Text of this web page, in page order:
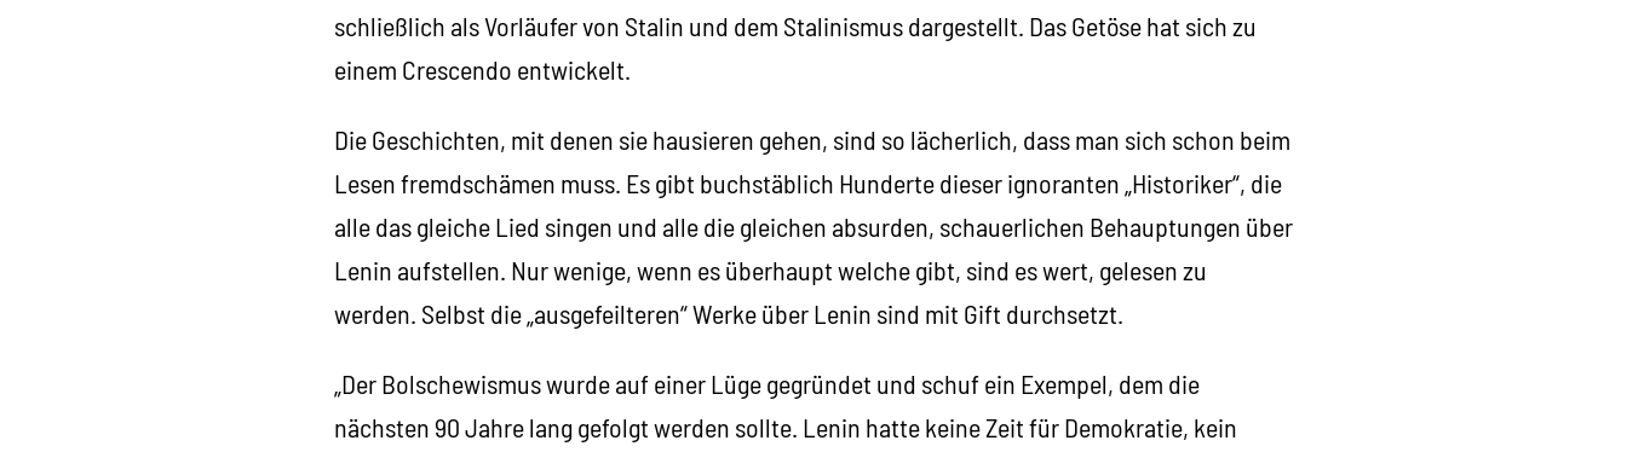
schließlich als Vorläufer von Stalin und dem Stalinismus dargestellt. Das Getöse hat sich zu
einem Crescendo entwickelt.
Die Geschichten, mit denen sie hausieren gehen, sind so lächerlich, dass man sich schon beim
Lesen fremdschämen muss. Es gibt buchstäblich Hunderte dieser ignoranten „Historiker“, die
alle das gleiche Lied singen und alle die gleichen absurden, schauerlichen Behauptungen über
Lenin aufstellen. Nur wenige, wenn es überhaupt welche gibt, sind es wert, gelesen zu
werden. Selbst die „ausgefeilteren“ Werke über Lenin sind mit Gift durchsetzt.
„Der Bolschewismus wurde auf einer Lüge gegründet und schuf ein Exempel, dem die
nächsten 90 Jahre lang gefolgt werden sollte. Lenin hatte keine Zeit für Demokratie, kein